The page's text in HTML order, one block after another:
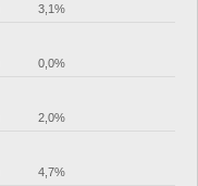
3,1%
0,0%
2,0%
4,7%